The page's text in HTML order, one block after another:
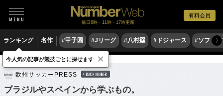
有料会員
毎日6時・11時・17時更新
ランキング 名作 #甲子園 #Jリーグ #八村塁 #ドジャース #ソフト〉
サッカー 海外サッカー
欧州サッカーPRESS BACK NUMBER
ブラジルやスペインから学ぶもの。
今人気の記事が競技ごとに探せます ×